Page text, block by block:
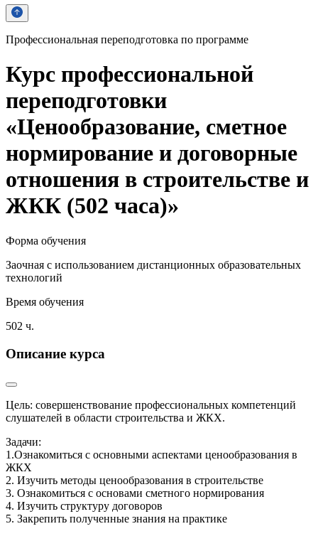
Профессиональная переподготовка по программе
Курс профессиональной
переподготовки
«Ценообразование, сметное
нормирование и договорные
отношения в строительстве и
ЖКК (502 часа)»
Форма обучения
Заочная с использованием дистанционных образовательных
технологий
Время обучения
502 ч.
Описание курса
Цель: совершенствование профессиональных компетенций
слушателей в области строительства и ЖКХ.
Задачи:
1.Ознакомиться с основными аспектами ценообразования в
ЖКХ
2. Изучить методы ценообразования в строительстве
3. Ознакомиться с основами сметного нормирования
4. Изучить структуру договоров
5. Закрепить полученные знания на практике